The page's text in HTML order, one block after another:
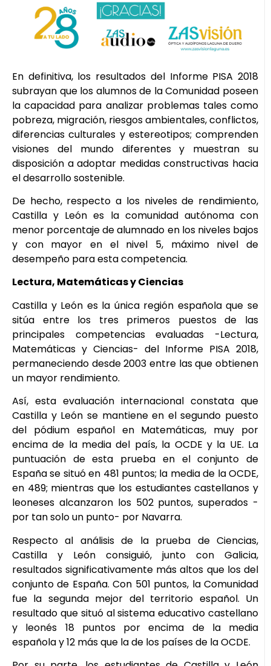
En definitiva, los resultados del Informe PISA 2018
subrayan que los alumnos de la Comunidad poseen
la capacidad para analizar problemas tales como
pobreza, migración, riesgos ambientales, conflictos,
diferencias culturales y estereotipos; comprenden
visiones del mundo diferentes y muestran su
disposición a adoptar medidas constructivas hacia
el desarrollo sostenible.
De hecho, respecto a los niveles de rendimiento,
Castilla y León es la comunidad autónoma con
menor porcentaje de alumnado en los niveles bajos
y con mayor en el nivel 5, máximo nivel de
desempeño para esta competencia.
Lectura, Matemáticas y Ciencias
Castilla y León es la única región española que se
sitúa entre los tres primeros puestos de las
principales competencias evaluadas -Lectura,
Matemáticas y Ciencias- del Informe PISA 2018,
permaneciendo desde 2003 entre las que obtienen
un mayor rendimiento.
Así, esta evaluación internacional constata que
Castilla y León se mantiene en el segundo puesto
del pódium español en Matemáticas, muy por
encima de la media del país, la OCDE y la UE. La
puntuación de esta prueba en el conjunto de
España se situó en 481 puntos; la media de la OCDE,
en 489; mientras que los estudiantes castellanos y
leoneses alcanzaron los 502 puntos, superados -
por tan solo un punto- por Navarra.
Respecto al análisis de la prueba de Ciencias,
Castilla y León consiguió, junto con Galicia,
resultados significativamente más altos que los del
conjunto de España. Con 501 puntos, la Comunidad
fue la segunda mejor del territorio español. Un
resultado que situó al sistema educativo castellano
y leonés 18 puntos por encima de la media
española y 12 más que la de los países de la OCDE.